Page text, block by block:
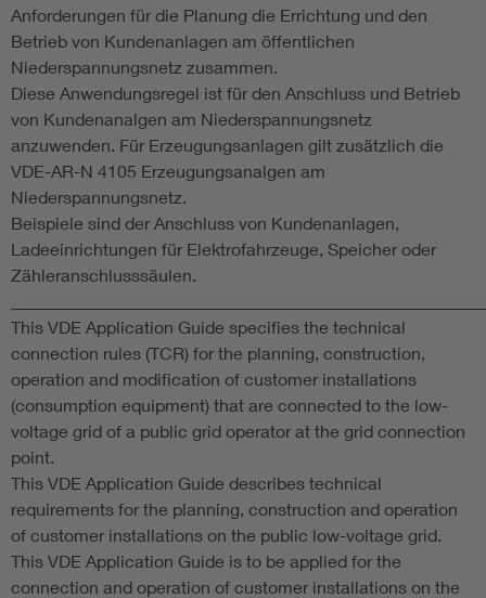
Elektrofachkraft (EFK)
Anforderungen für die Planung die Errichtung und den
Betrieb von Kundenanlagen am öffentlichen
Niederspannungsnetz zusammen.
Diese Anwendungsregel ist für den Anschluss und Betrieb
von Kundenanalgen am Niederspannungsnetz
anzuwenden. Für Erzeugungsanlagen gilt zusätzlich die
VDE-AR-N 4105 Erzeugungsanalgen am
Niederspannungsnetz.
Beispiele sind der Anschluss von Kundenanlagen,
Ladeeinrichtungen für Elektrofahrzeuge, Speicher oder
Zähleranschlusssäulen.
This VDE Application Guide specifies the technical
connection rules (TCR) for the planning, construction,
operation and modification of customer installations
(consumption equipment) that are connected to the low-
voltage grid of a public grid operator at the grid connection
point.
This VDE Application Guide describes technical
requirements for the planning, construction and operation
of customer installations on the public low-voltage grid.
This VDE Application Guide is to be applied for the
connection and operation of customer installations on the